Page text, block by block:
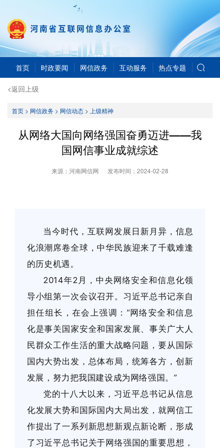
首页 时政要闻 网信政务 互动服务 热点专题
<返回上级
首页> 网信政务> 网信动态> 上级精神
从网络大国向网络强国奋勇迈进——我
国网信事业成就综述
来源：河南网信网 发布时间： 2024-02-28
当今时代，互联网发展日新月异，信息
化浪潮席卷全球，中华民族迎来了千载难逢
的历史机遇。
2014年2月，中央网络安全和信息化领
导小组第一次会议召开。习近平总书记亲自
担任组长，在会上强调：“网络安全和信息
化是事关国家安全和国家发展、事关广大人
民群众工作生活的重大战略问题，要从国际
国内大势出发，总体布局，统筹各方，创新
发展，努力把我国建设成为网络强国。”
党的十八大以来，习近平总书记从信息
化发展大势和国际国内大局出发，就网信工
作提出了一系列新思想新观点新论断，形成
了习近平总书记关于网络强国的重要思想，